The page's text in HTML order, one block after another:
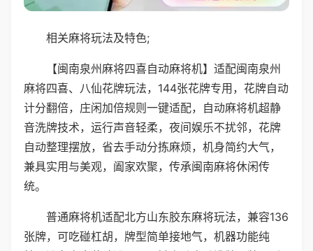
相关麻将玩法及特色;
【闽南泉州麻将四喜自动麻将机】适配闽南泉州
麻将四喜、八仙花牌玩法，144张花牌专用，花牌自动
计分翻倍，庄闲加倍规则一键适配，自动麻将机超静
音洗牌技术，运行声音轻柔，夜间娱乐不扰邻，花牌
自动整理摆放，省去手动分拣麻烦，机身简约大气，
兼具实用与美观，阖家欢聚，传承闽南麻将休闲传
统。
普通麻将机适配北方山东胶东麻将玩法，兼容136
张牌，可吃碰杠胡，牌型简单接地气，机器功能纯